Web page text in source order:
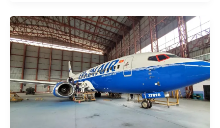
um
wieder
kommerzielle
Flüge
zu
haben?